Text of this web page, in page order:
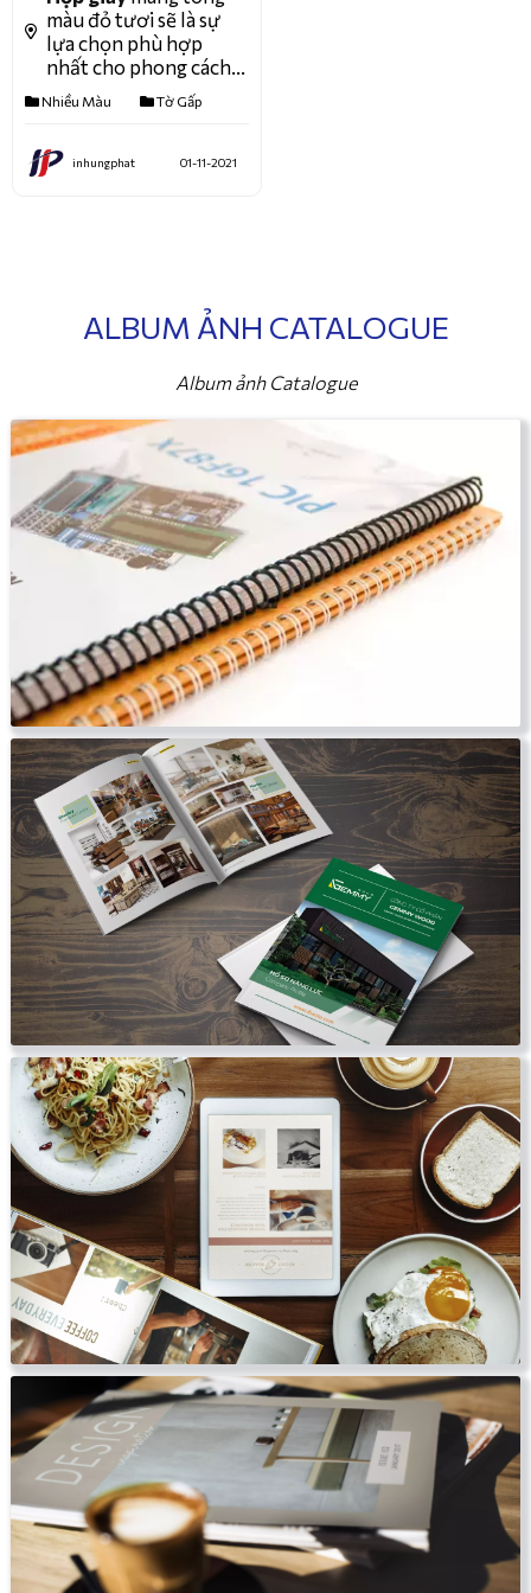
màu đỏ tươi sẽ là sự
lựa chọn phù hợp
nhất cho phong cách
thương hiệu của bạn.
Hãy tham khảomẫu
Pizza cùng chúng tôi
Nhiều Màu Tờ Gấp
inhungphat 01-11-2021
ALBUM ẢNH CATALOGUE
Album ảnh Catalogue